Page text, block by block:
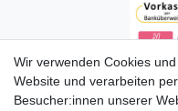
Wir verwenden Cookies
Website und verarbeiten
Besucher:innen unserer